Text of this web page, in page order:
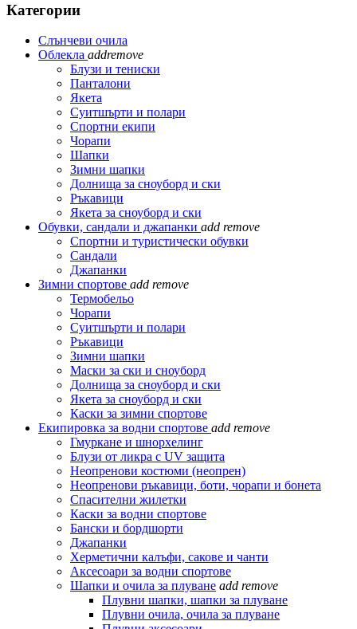
Категории
Слънчеви очила
Облекла addremove
Блузи и тениски
Панталони
Якета
Суитшърти и полари
Спортни екипи
Чорапи
Шапки
Зимни шапки
Долнища за сноуборд и ски
Ръкавици
Якета за сноуборд и ски
Обувки, сандали и джапанки add remove
Спортни и туристически обувки
Сандали
Джапанки
Зимни спортове add remove
Термобельо
Чорапи
Суитшърти и полари
Ръкавици
Зимни шапки
Маски за ски и сноуборд
Долнища за сноуборд и ски
Якета за сноуборд и ски
Каски за зимни спортове
Екипировка за водни спортове add remove
Гмуркане и шнорхелинг
Блузи от ликра с UV защита
Неопренови костюми (неопрен)
Неопренови ръкавици, боти, чорапи и бонета
Спасителни жилетки
Каски за водни спортове
Бански и бордшорти
Джапанки
Херметични калъфи, сакове и чанти
Аксесоари за водни спортове
Шапки и очила за плуване add remove
Плувни шапки, шапки за плуване
Плувни очила, очила за плуване